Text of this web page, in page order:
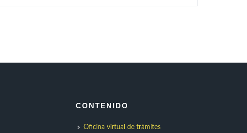
CONTENIDO
Oficina virtual de trámites